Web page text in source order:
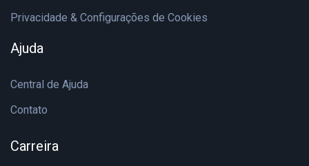
Privacidade & Configurações de Cookies
Ajuda
Central de Ajuda
Contato
Carreira